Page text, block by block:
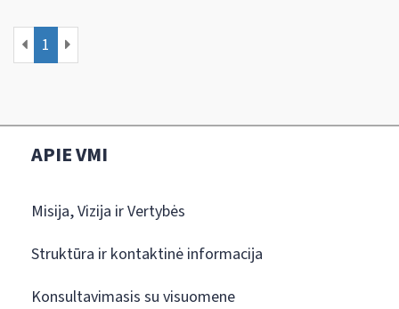
1
APIE VMI
Misija, Vizija ir Vertybės
Struktūra ir kontaktinė informacija
Konsultavimasis su visuomene